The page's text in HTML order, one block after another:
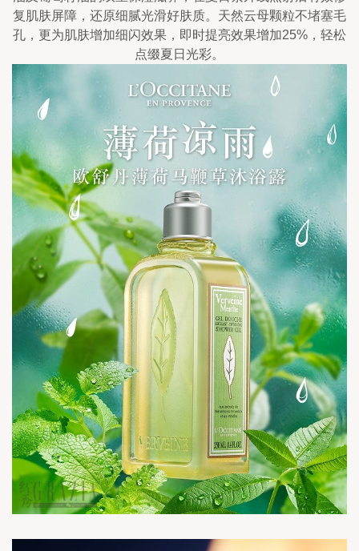
复肌肤屏障，还原细腻光滑好肤质。天然云母颗粒不堵塞毛
孔，更为肌肤增加细闪效果，即时提亮效果增加25%，轻松
点缀夏日光彩。